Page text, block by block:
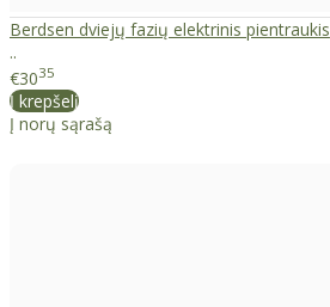
Berdsen dviejų fazių elektrinis pientraukis
..
€3035
Į krepšelį
Į norų sąrašą